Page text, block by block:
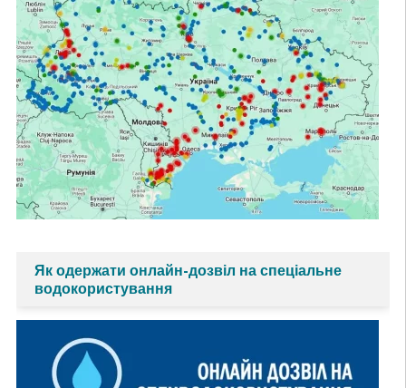
Як одержати онлайн-дозвіл на спеціальне
водокористування